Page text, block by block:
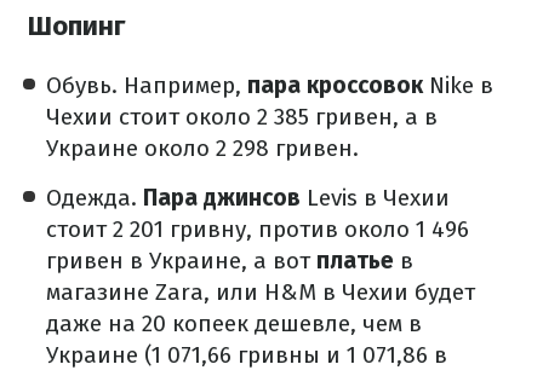
Шопинг
Обувь. Например, пара кроссовок Nike в
Чехии стоит около 2 385 гривен, а в
Украине около 2 298 гривен.
Одежда. Пара джинсов Levis в Чехии
стоит 2 201 гривну, против около 1 496
гривен в Украине, а вот платье в
магазине Zara, или H&M в Чехии будет
даже на 20 копеек дешевле, чем в
Украине (1 071,66 гривны и 1 071,86 в